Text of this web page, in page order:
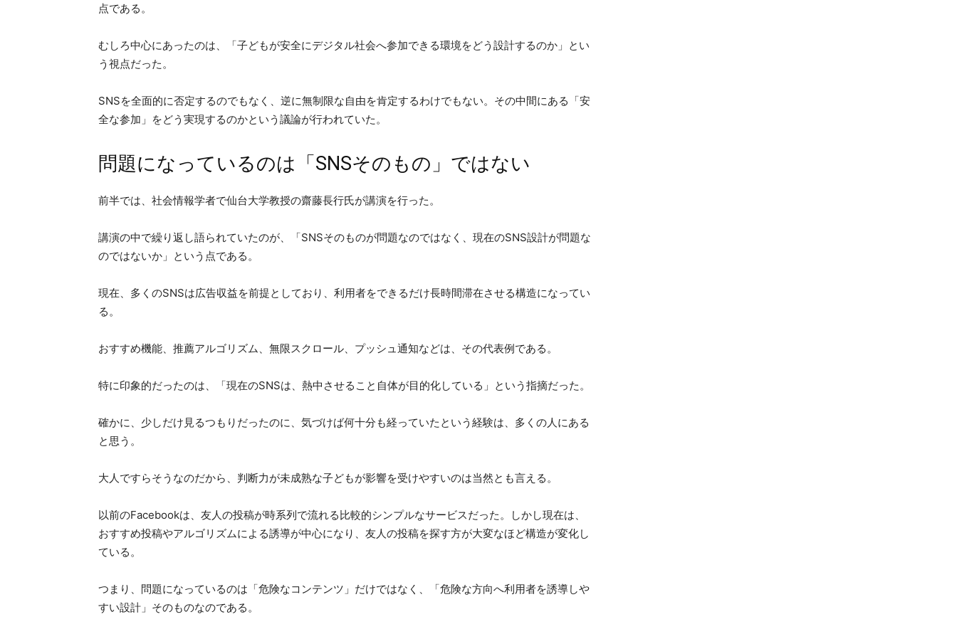
点である。
むしろ中心にあったのは、「子どもが安全にデジタル社会へ参加できる環境をどう設計するのか」とい
う視点だった。
SNSを全面的に否定するのでもなく、逆に無制限な自由を肯定するわけでもない。その中間にある「安
全な参加」をどう実現するのかという議論が行われていた。
問題になっているのは「SNSそのもの」ではない
前半では、社会情報学者で仙台大学教授の齋藤長行氏が講演を行った。
講演の中で繰り返し語られていたのが、「SNSそのものが問題なのではなく、現在のSNS設計が問題な
のではないか」という点である。
現在、多くのSNSは広告収益を前提としており、利用者をできるだけ長時間滞在させる構造になってい
る。
おすすめ機能、推薦アルゴリズム、無限スクロール、プッシュ通知などは、その代表例である。
特に印象的だったのは、「現在のSNSは、熱中させること自体が目的化している」という指摘だった。
確かに、少しだけ見るつもりだったのに、気づけば何十分も経っていたという経験は、多くの人にある
と思う。
大人ですらそうなのだから、判断力が未成熟な子どもが影響を受けやすいのは当然とも言える。
以前のFacebookは、友人の投稿が時系列で流れる比較的シンプルなサービスだった。しかし現在は、
おすすめ投稿やアルゴリズムによる誘導が中心になり、友人の投稿を探す方が大変なほど構造が変化し
ている。
つまり、問題になっているのは「危険なコンテンツ」だけではなく、「危険な方向へ利用者を誘導しや
すい設計」そのものなのである。